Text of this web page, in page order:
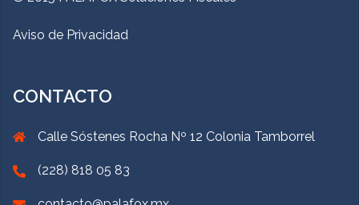
Aviso de Privacidad
CONTACTO
Calle Sóstenes Rocha Nº 12 Colonia Tamborrel
(228) 818 05 83